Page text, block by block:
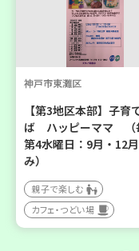
神戸市東灘区
【第3地区本部】子育
ば ハッピーママ （
第4水曜日：9月・12
み）
親子で楽しむ
カフェ・つどい場